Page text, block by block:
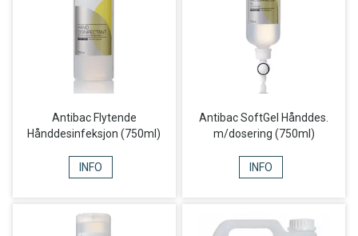
Antibac Flytende
Hånddesinfeksjon (750ml)
INFO
Antibac SoftGel Hånddes.
m/dosering (750ml)
INFO